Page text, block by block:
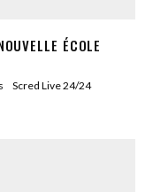
ÉCOLE
Scred Live 24/24